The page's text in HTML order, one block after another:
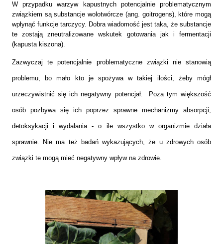
W przypadku warzyw kapustnych potencjalnie problematycznym
związkiem są substancje wolotwórcze (ang. goitrogens), które mogą
wpłynąć funkcje tarczycy. Dobra wiadomość jest taka, że substancje
te zostają zneutralizowane wskutek gotowania jak i fermentacji
(kapusta kiszona).
Zazwyczaj te potencjalnie problematyczne związki nie stanowią
problemu, bo mało kto je spożywa w takiej ilości, żeby mógł
urzeczywistnić się ich negatywny potencjał. Poza tym większość
osób pozbywa się ich poprzez sprawne mechanizmy absorpcji,
detoksykacji i wydalania - o ile wszystko w organizmie działa
sprawnie. Nie ma też badań wykazujących, że u zdrowych osób
związki te mogą mieć negatywny wpływ na zdrowie.